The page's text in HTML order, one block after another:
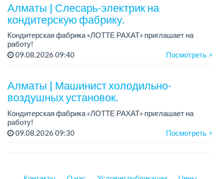
Алматы | Слесарь-электрик на
кондитерскую фабрику.
Кондитерская фабрика «ЛОТТЕ РАХАТ» приглашает на
работу!
График работы: сменный.
09.08.2026 09:40 Посмотреть >
Алматы | Машинист холодильно-
воздушных установок.
Кондитерская фабрика «ЛОТТЕ РАХАТ» приглашает на
работу!
Зарплата: от 293 099 до 390 328 тенге.
09.08.2026 09:30 Посмотреть >